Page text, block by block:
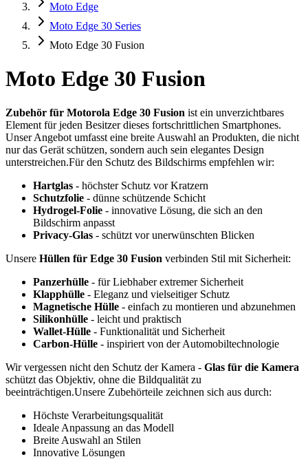
Moto Edge
Moto Edge 30 Series
Moto Edge 30 Fusion
Moto Edge 30 Fusion
Zubehör für Motorola Edge 30 Fusion ist ein unverzichtbares
Element für jeden Besitzer dieses fortschrittlichen Smartphones.
Unser Angebot umfasst eine breite Auswahl an Produkten, die nicht
nur das Gerät schützen, sondern auch sein elegantes Design
unterstreichen.Für den Schutz des Bildschirms empfehlen wir:
Hartglas - höchster Schutz vor Kratzern
Schutzfolie - dünne schützende Schicht
Hydrogel-Folie - innovative Lösung, die sich an den
Bildschirm anpasst
Privacy-Glas - schützt vor unerwünschten Blicken
Unsere Hüllen für Edge 30 Fusion verbinden Stil mit Sicherheit:
Panzerhülle - für Liebhaber extremer Sicherheit
Klapphülle - Eleganz und vielseitiger Schutz
Magnetische Hülle - einfach zu montieren und abzunehmen
Silikonhülle - leicht und praktisch
Wallet-Hülle - Funktionalität und Sicherheit
Carbon-Hülle - inspiriert von der Automobiltechnologie
Wir vergessen nicht den Schutz der Kamera - Glas für die Kamera
schützt das Objektiv, ohne die Bildqualität zu
beeinträchtigen.Unsere Zubehörteile zeichnen sich aus durch:
Höchste Verarbeitungsqualität
Ideale Anpassung an das Modell
Breite Auswahl an Stilen
Innovative Lösungen